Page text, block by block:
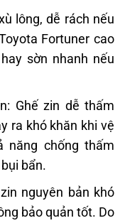
lông, dễ rách nếu
Fortuner cao
sờn nhanh nếu
Ghế zin dễ thấm
ra khó khăn khi vệ
năng chống thấm
bẩn.
nguyên bản khó
bảo quản tốt. Do